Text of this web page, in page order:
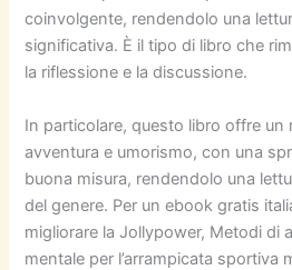
coinvolgente, rendendolo una
significativa. È il tipo di libro che
la riflessione e la discussione.
In particolare, questo libro offre un
avventura e umorismo, con una
buona misura, rendendolo una
del genere. Per un ebook gratis
migliorare la Jollypower, Metodi di
mentale per l’arrampicata sportiva